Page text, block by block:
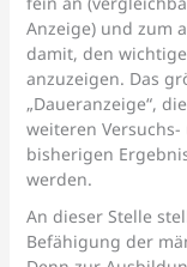
Anzeige) und zum
damit, den
anzuzeigen. Das
„Daueranzeige“,
weiteren
bisherigen
werden.
An dieser Stelle
Befähigung der